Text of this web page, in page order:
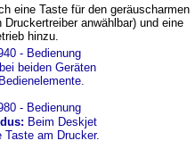
eine Taste für den geräuscharmen
anwählbar) und eine
hinzu.
beiden Geräten
Beim Deskjet
Taste am Drucker.